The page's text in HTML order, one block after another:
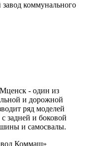
коммунального
- один из
и дорожной
ряд моделей
задней и боковой
и самосвалы.
Коммаш»